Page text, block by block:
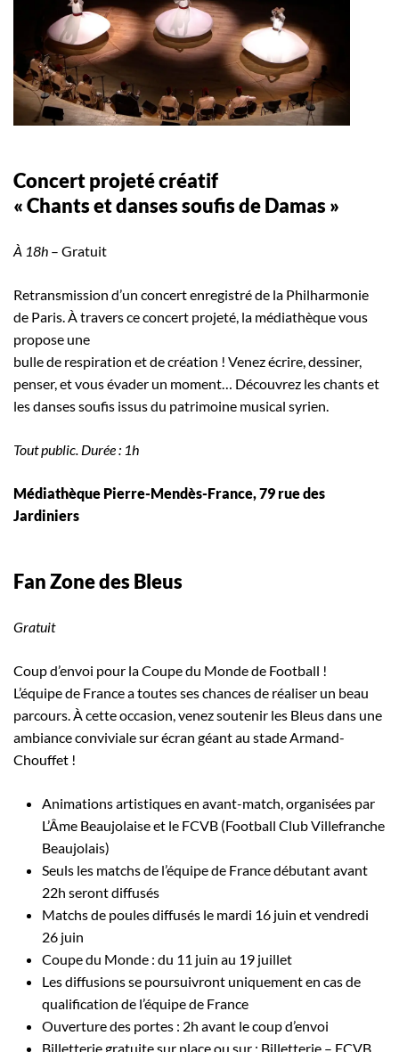
Concert projeté créatif
« Chants et danses soufis de Damas »
À 18h – Gratuit
Retransmission d’un concert enregistré de la Philharmonie
de Paris. À travers ce concert projeté, la médiathèque vous
propose une
bulle de respiration et de création ! Venez écrire, dessiner,
penser, et vous évader un moment… Découvrez les chants et
les danses soufis issus du patrimoine musical syrien.
Tout public. Durée : 1h
Médiathèque Pierre-Mendès-France, 79 rue des
Jardiniers
Fan Zone des Bleus
Gratuit
Coup d’envoi pour la Coupe du Monde de Football !
L’équipe de France a toutes ses chances de réaliser un beau
parcours. À cette occasion, venez soutenir les Bleus dans une
ambiance conviviale sur écran géant au stade Armand-
Chouffet !
Animations artistiques en avant-match, organisées par
L’Âme Beaujolaise et le FCVB (Football Club Villefranche
Beaujolais)
Seuls les matchs de l’équipe de France débutant avant
22h seront diffusés
Matchs de poules diffusés le mardi 16 juin et vendredi
26 juin
Coupe du Monde : du 11 juin au 19 juillet
Les diffusions se poursuivront uniquement en cas de
qualification de l’équipe de France
Ouverture des portes : 2h avant le coup d’envoi
Billetterie gratuite sur place ou sur : Billetterie – FCVB